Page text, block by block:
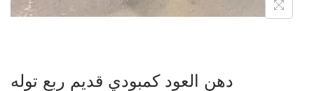
دهن العود كمبودي قديم ربع توله